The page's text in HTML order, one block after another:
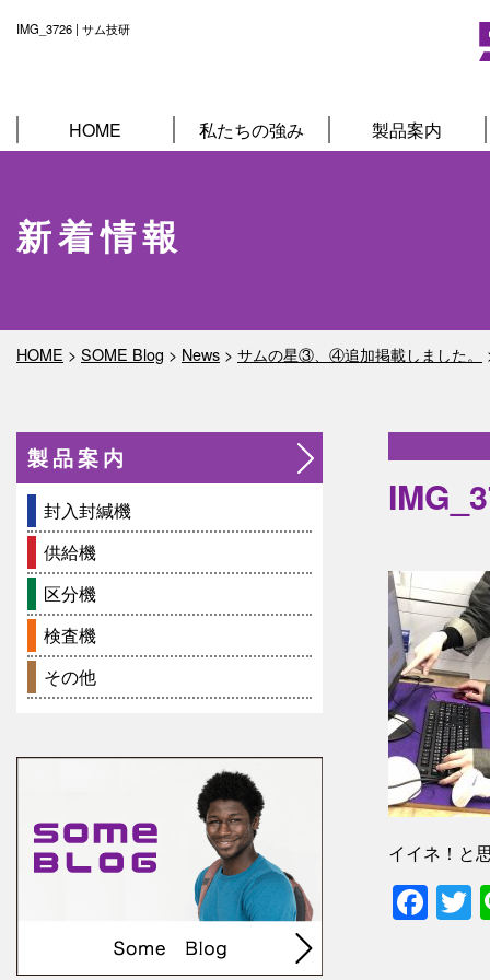
IMG_3726 | サム技研
HOME 私たちの強み 製品案内
新着情報
HOME > SOME Blog > News > サムの星③、④追加掲載しました。
イイネ！と
製品案内
封入封緘機
供給機
区分機
検査機
その他